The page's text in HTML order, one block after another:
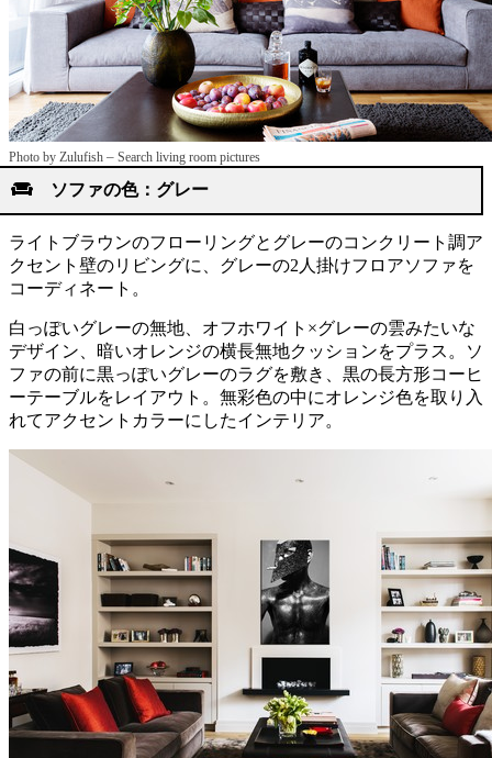
Photo by Zulufish – Search living room pictures
ソファの色：グレー
ライトブラウンのフローリングとグレーのコンクリート調ア
クセント壁のリビングに、グレーの2人掛けフロアソファを
コーディネート。
白っぽいグレーの無地、オフホワイト×グレーの雲みたいな
デザイン、暗いオレンジの横長無地クッションをプラス。ソ
ファの前に黒っぽいグレーのラグを敷き、黒の長方形コーヒ
ーテーブルをレイアウト。無彩色の中にオレンジ色を取り入
れてアクセントカラーにしたインテリア。